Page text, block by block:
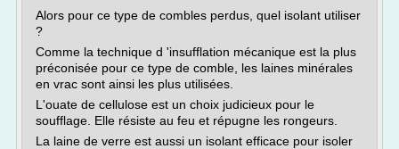
Alors pour ce type de combles perdus, quel isolant utiliser
?
Comme la technique d 'insufflation mécanique est la plus
préconisée pour ce type de comble, les laines minérales
en vrac sont ainsi les plus utilisées.
L'ouate de cellulose est un choix judicieux pour le
soufflage. Elle résiste au feu et répugne les rongeurs.
La laine de verre est aussi un isolant efficace pour isoler